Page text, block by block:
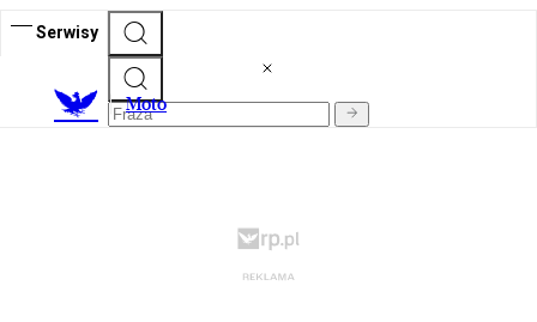
Serwisy
Moto